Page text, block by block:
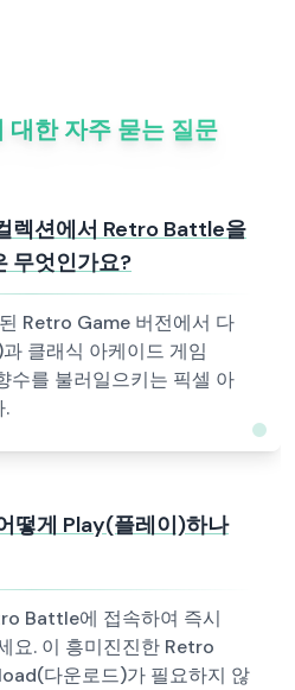
한 자주 묻는 질문
렉션에서 Retro Battle을
무엇인가요?
Retro Game 버전에서 다
클래식 아케이드 게임
를 불러일으키는 픽셀 아
.
떻게 Play(플레이)하나
Battle에 접속하여 즉시
요. 이 흥미진진한 Retro
다운로드)가 필요하지 않